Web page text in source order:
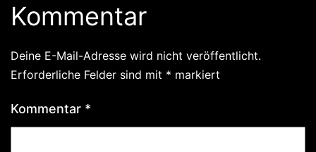
Kommentar
Deine E-Mail-Adresse wird nicht veröffentlicht.
Erforderliche Felder sind mit * markiert
Kommentar *